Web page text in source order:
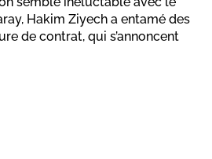
Hakim Ziyech a entamé des
de contrat, qui s’annoncent